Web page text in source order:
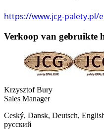
https://www.jcg-palety.pl/
Verkoop van gebruikte
Krzysztof Bury
Sales Manager
Ceský, Dansk, Deutsch,
русский